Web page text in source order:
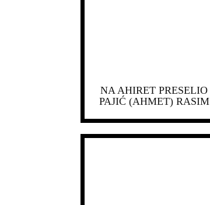
NA AHIRET PRESELIO
PAJIĆ (AHMET) RASIM